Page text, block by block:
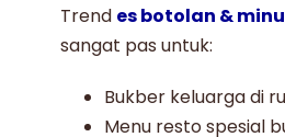
Trend es botolan &
sangat pas untuk:
Bukber keluarga di
Menu resto spesial